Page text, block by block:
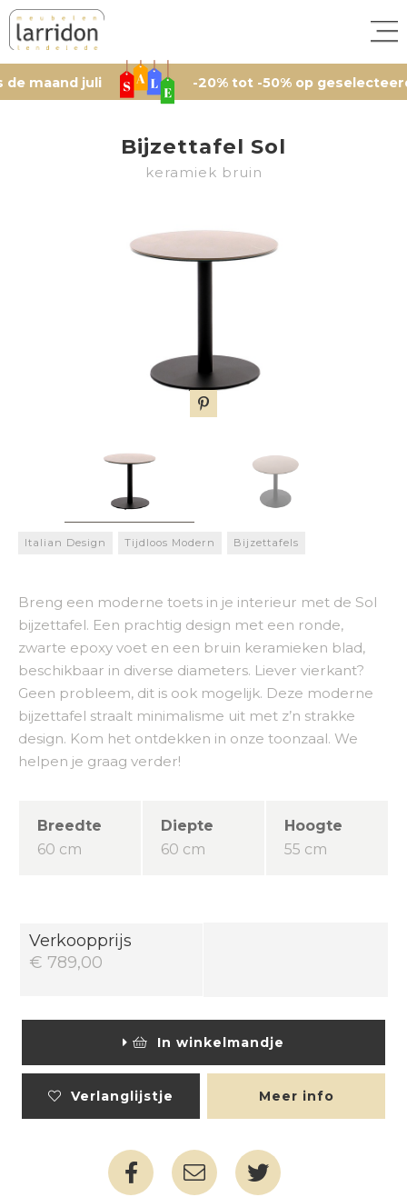
juli -20% tot -50% op geselecteerde
Bijzettafel Sol
keramiek bruin
Italian Design Tijdloos Modern Bijzettafels
Breng een moderne toets in je interieur met de Sol
bijzettafel. Een prachtig design met een ronde,
zwarte epoxy voet en een bruin keramieken blad,
beschikbaar in diverse diameters. Liever vierkant?
Geen probleem, dit is ook mogelijk. Deze moderne
bijzettafel straalt minimalisme uit met z’n strakke
design. Kom het ontdekken in onze toonzaal. We
helpen je graag verder!
Breedte
60 cm
Diepte
60 cm
Hoogte
55 cm
Verkoopprijs
€ 789,00
In winkelmandje
Verlanglijstje Meer info